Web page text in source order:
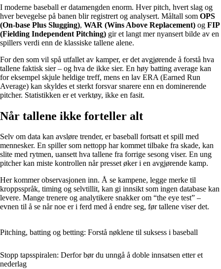
I moderne baseball er datamengden enorm. Hver pitch, hvert slag og
hver bevegelse på banen blir registrert og analysert. Måltall som OPS
(On-base Plus Slugging), WAR (Wins Above Replacement) og FIP
(Fielding Independent Pitching) gir et langt mer nyansert bilde av en
spillers verdi enn de klassiske tallene alene.
For den som vil spå utfallet av kamper, er det avgjørende å forstå hva
tallene faktisk sier – og hva de ikke sier. En høy batting average kan
for eksempel skjule heldige treff, mens en lav ERA (Earned Run
Average) kan skyldes et sterkt forsvar snarere enn en dominerende
pitcher. Statistikken er et verktøy, ikke en fasit.
Når tallene ikke forteller alt
Selv om data kan avsløre trender, er baseball fortsatt et spill med
mennesker. En spiller som nettopp har kommet tilbake fra skade, kan
slite med rytmen, uansett hva tallene fra forrige sesong viser. En ung
pitcher kan miste kontrollen når presset øker i en avgjørende kamp.
Her kommer observasjonen inn. Å se kampene, legge merke til
kroppsspråk, timing og selvtillit, kan gi innsikt som ingen database kan
levere. Mange trenere og analytikere snakker om “the eye test” –
evnen til å se når noe er i ferd med å endre seg, før tallene viser det.
Pitching, batting og betting: Forstå nøklene til suksess i baseball
Stopp tapsspiralen: Derfor bør du unngå å doble innsatsen etter et
nederlag